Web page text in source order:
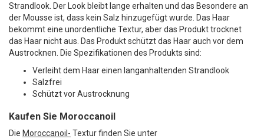
Strandlook. Der Look bleibt lange erhalten und das Besondere an
der Mousse ist, dass kein Salz hinzugefügt wurde. Das Haar
bekommt eine unordentliche Textur, aber das Produkt trocknet
das Haar nicht aus. Das Produkt schützt das Haar auch vor dem
Austrocknen. Die Spezifikationen des Produkts sind:
Verleiht dem Haar einen langanhaltenden Strandlook
Salzfrei
Schützt vor Austrocknung
Kaufen Sie Moroccanoil
Die Moroccanoil- Textur finden Sie unter